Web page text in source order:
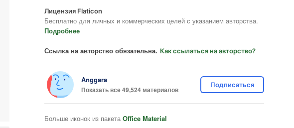
Лицензия Flaticon
Бесплатно для личных и коммерческих целей с указанием авторства.
Подробнее
Ссылка на авторство обязательна. Как ссылаться на авторство?
Anggara
Показать все 49,524 материалов
Подписаться
Больше иконок из пакета Office Material